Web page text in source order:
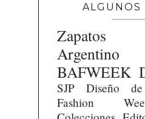
ALGUNOS
Zapatos
Argentino
BAFWEEK
SJP Diseño
Fashion